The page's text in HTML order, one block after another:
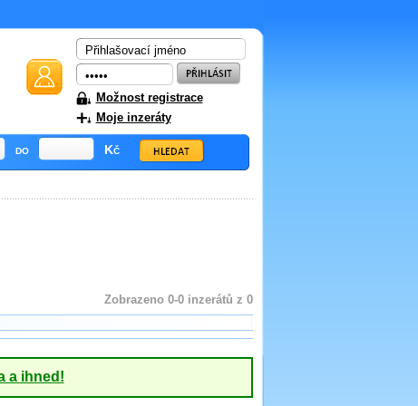
Možnost registrace
Moje inzeráty
do Kč
Zobrazeno 0-0 inzerátů z 0
a ihned!